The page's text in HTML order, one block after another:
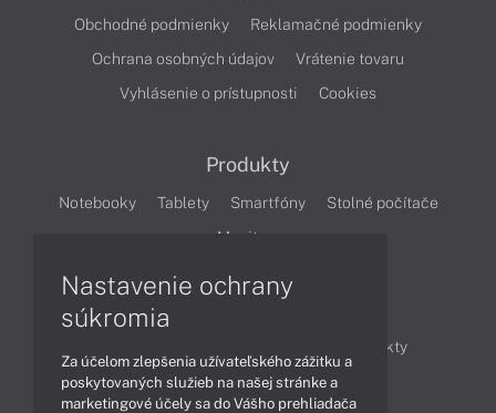
Obchodné podmienky
Reklamačné podmienky
Ochrana osobných údajov
Vrátenie tovaru
Vyhlásenie o prístupnosti
Cookies
Produkty
Notebooky Tablety Smartfóny
Stolné počítače
Monitory
Produkty
Technológie
Videá
Nastavenie ochrany
súkromia
Za účelom zlepšenia užívateľského zážitku a
poskytovaných služieb na našej stránke a
marketingové účely sa do Vášho prehliadača